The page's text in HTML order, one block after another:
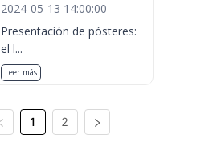
2024-05-13 14:00:00
Presentación de pósteres:
el l...
Leer más
1 2